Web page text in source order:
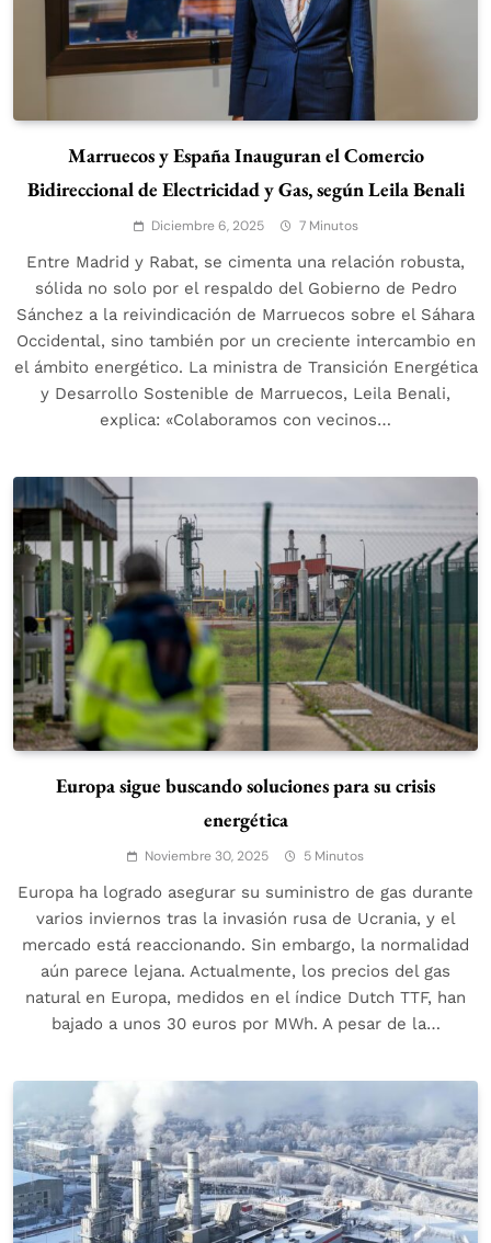
Marruecos y España Inauguran el Comercio
Bidireccional de Electricidad y Gas, según Leila Benali
Diciembre 6, 2025 7 Minutos
Entre Madrid y Rabat, se cimenta una relación robusta,
sólida no solo por el respaldo del Gobierno de Pedro
Sánchez a la reivindicación de Marruecos sobre el Sáhara
Occidental, sino también por un creciente intercambio en
el ámbito energético. La ministra de Transición Energética
y Desarrollo Sostenible de Marruecos, Leila Benali,
explica: «Colaboramos con vecinos…
Europa sigue buscando soluciones para su crisis
energética
Noviembre 30, 2025 5 Minutos
Europa ha logrado asegurar su suministro de gas durante
varios inviernos tras la invasión rusa de Ucrania, y el
mercado está reaccionando. Sin embargo, la normalidad
aún parece lejana. Actualmente, los precios del gas
natural en Europa, medidos en el índice Dutch TTF, han
bajado a unos 30 euros por MWh. A pesar de la…